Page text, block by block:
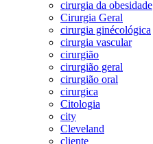
cirurgia da obesidade
Cirurgia Geral
cirurgia ginécológica
cirurgia vascular
cirurgião
cirurgião geral
cirurgião oral
cirurgica
Citologia
city
Cleveland
cliente